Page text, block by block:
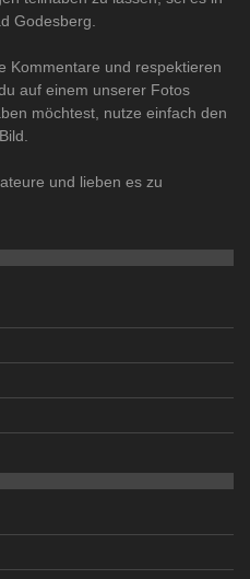
Godesberg.
Kommentare und respektieren
auf einem unserer Fotos
möchtest, nutze einfach den
und lieben es zu